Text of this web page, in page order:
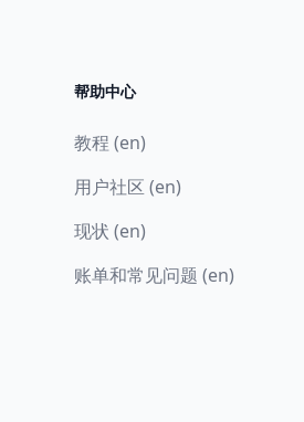
帮助中心
教程 (en)
用户社区 (en)
现状 (en)
账单和常见问题 (en)